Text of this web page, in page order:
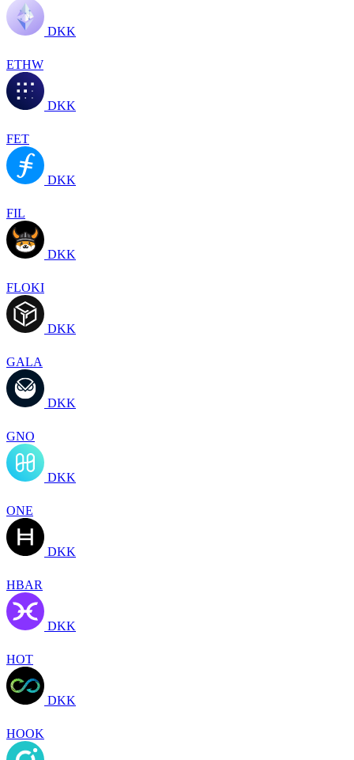
DKK
ETHW
DKK
FET
DKK
FIL
DKK
FLOKI
DKK
GALA
DKK
GNO
DKK
ONE
DKK
HBAR
DKK
HOT
DKK
HOOK